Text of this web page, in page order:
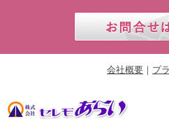
会社概要 プ